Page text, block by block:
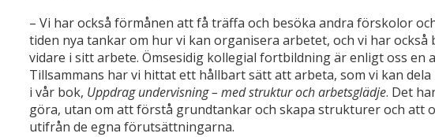
– Vi har också förmånen att få träffa och besöka andra förskolor
tiden nya tankar om hur vi kan organisera arbetet, och vi har
vidare i sitt arbete. Ömsesidig kollegial fortbildning är enligt oss
Tillsammans har vi hittat ett hållbart sätt att arbeta, som vi kan
i vår bok, Uppdrag undervisning – med struktur och arbetsglädje. Det
göra, utan om att förstå grundtankar och skapa strukturer och att
utifrån de egna förutsättningarna.